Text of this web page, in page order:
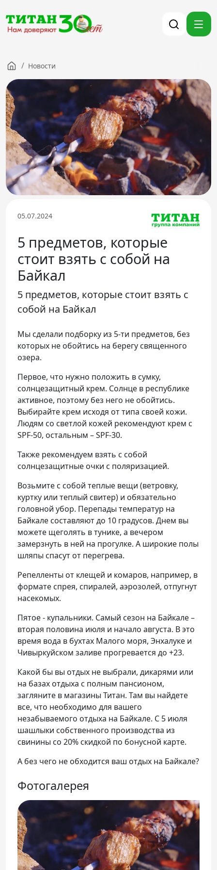
Компания
Партнерам
Вакансии
Новости
Контакты
Версия для слабовидящих
Телефон доверия
/ Новости
05.07.2024
5 предметов, которые
стоит взять с собой на
Байкал
5 предметов, которые стоит взять с
собой на Байкал
Мы сделали подборку из 5-ти предметов, без
которых не обойтись на берегу священного
озера.
Первое, что нужно положить в сумку,
солнцезащитный крем. Солнце в республике
активное, поэтому без него не обойтись.
Выбирайте крем исходя от типа своей кожи.
Людям со светлой кожей рекомендуют крем с
SPF-50, остальным – SPF-30.
Также рекомендуем взять с собой
солнцезащитные очки с поляризацией.
Возьмите с собой теплые вещи (ветровку,
куртку или теплый свитер) и обязательно
головной убор. Перепады температур на
Байкале составляют до 10 градусов. Днем вы
можете щеголять в тунике, а вечером
замерзнуть в ней на прогулке. А широкие полы
шляпы спасут от перегрева.
Репелленты от клещей и комаров, например, в
формате спрея, спиралей, аэрозолей, отпугнут
насекомых.
Пятое - купальники. Самый сезон на Байкале –
вторая половина июля и начало августа. В это
время вода в бухтах Малого моря, Энхалуке и
Чивыркуйском заливе прогревается до +23.
Какой бы вы отдых не выбрали, дикарями или
на базах отдыха с полным пансионом,
загляните в магазины Титан. Там вы найдете
все, что необходимо для вашего
незабываемого отдыха на Байкале. С 5 июля
шашлыки собственного производства из
свинины со 20% скидкой по бонусной карте.
А без чего не обходится ваш отдых на Байкале?
Фотогалерея